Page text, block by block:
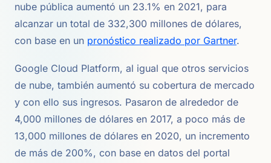
nube pública aumentó un 23.1% en 2021, para
alcanzar un total de 332,300 millones de dólares,
con base en un pronóstico realizado por Gartner.
Google Cloud Platform, al igual que otros servicios
de nube, también aumentó su cobertura de mercado
y con ello sus ingresos. Pasaron de alrededor de
4,000 millones de dólares en 2017, a poco más de
13,000 millones de dólares en 2020, un incremento
de más de 200%, con base en datos del portal